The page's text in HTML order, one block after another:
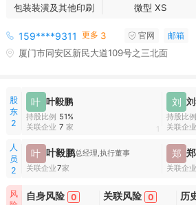
包装装潢及其他印刷 微型 XS
159****9311 更多 3 官网 邮箱
厦门市同安区新民大道109号之三北面
股
东
2
叶 叶毅鹏
持股比例 51%
关联企业 7 家 1
刘
持股比例
关联企业
人
员
2
叶 叶毅鹏总经理,执行董事
关联企业7家
郑
关联企业
风
自身风险 0 关联风险 0 历